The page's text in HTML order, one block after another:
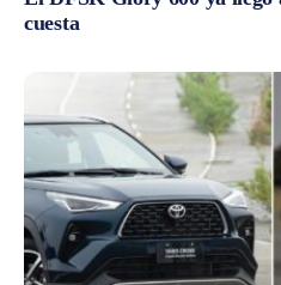
cuesta